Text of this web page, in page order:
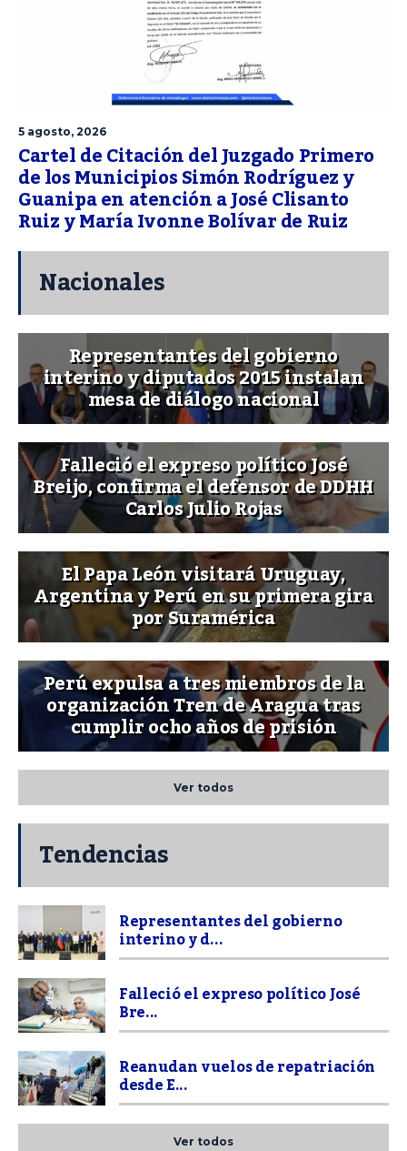
5 agosto, 2026
Cartel de Citación del Juzgado Primero
de los Municipios Simón Rodríguez y
Guanipa en atención a José Clisanto
Ruiz y María Ivonne Bolívar de Ruiz
Nacionales
Representantes del gobierno
interino y diputados 2015 instalan
mesa de diálogo nacional
Falleció el expreso político José
Breijo, confirma el defensor de DDHH
Carlos Julio Rojas
El Papa León visitará Uruguay,
Argentina y Perú en su primera gira
por Suramérica
Perú expulsa a tres miembros de la
organización Tren de Aragua tras
cumplir ocho años de prisión
Ver todos
Tendencias
Representantes del gobierno
interino y d...
Falleció el expreso político José
Bre...
Reanudan vuelos de repatriación
desde E...
Ver todos